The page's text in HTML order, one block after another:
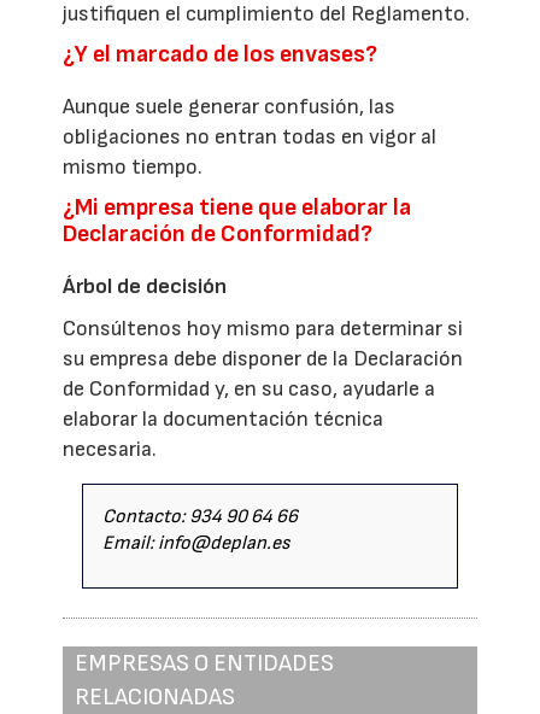
justifiquen el cumplimiento del Reglamento.
¿Y el marcado de los envases?
Aunque suele generar confusión, las
obligaciones no entran todas en vigor al
mismo tiempo.
¿Mi empresa tiene que elaborar la
Declaración de Conformidad?
Árbol de decisión
Consúltenos hoy mismo para determinar si
su empresa debe disponer de la Declaración
de Conformidad y, en su caso, ayudarle a
elaborar la documentación técnica
necesaria.
Contacto: 934 90 64 66
Email: info@deplan.es
EMPRESAS O ENTIDADES
RELACIONADAS